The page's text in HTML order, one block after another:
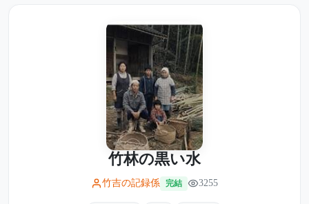
竹林の黒い水
竹吉の記録係 完結 3255